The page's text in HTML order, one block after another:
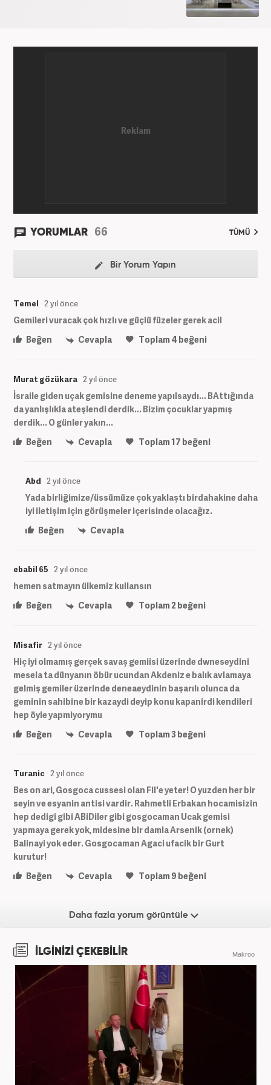
olarak görev yapmaktadır. Evli ve bir çocuk babasıdır.
YORUMLAR 66 TÜMÜ
Bir Yorum Yapın
Temel 2 yıl önce
Gemileri vuracak çok hızlı ve güçlü füzeler gerek acil
Beğen
Cevapla Toplam4 beğeni
Murat gözükara 2 yıl önce
İsraile giden uçak gemisine deneme yapılsaydı... BAttığında
da yanlışlıkla ateşlendi derdik... Bizim çocuklar yapmış
derdik... O günler yakın...
Beğen
Cevapla Toplam17 beğeni
Abd 2 yıl önce
Yada birliğimize/üssümüze çok yaklaştı birdahakine daha
iyi iletişim için görüşmeler içerisinde olacağız.
Beğen
Cevapla
ebabil 65 2 yıl önce
hemen satmayın ülkemiz kullansın
Beğen
Cevapla Toplam2beğeni
Misafir 2 yıl önce
Hiç iyi olmamış gerçek savaş gemiisi üzerinde dwneseydini
mesela ta dünyanın öbür ucundan Akdeniz e balık avlamaya
gelmiş gemiler üzerinde deneaeydinin başarılı olunca da
geminin sahibine bir kazaydi deyip konu kapanirdi kendileri
hep öyle yapmiyorymu
Beğen
Cevapla Toplam3beğeni
Turanic 2 yıl önce
Bes on ari, Gosgoca cussesi olan Fil'e yeter! O yuzden her bir
seyin ve esyanin antisi vardir. Rahmetli Erbakan hocamisizin
hep dedigi gibi ABiDiler gibi gosgocaman Ucak gemisi
yapmaya gerek yok, midesine bir damla Arsenik (ornek)
Balinayi yok eder. Gosgocaman Agaci ufacik bir Gurt
kurutur!
Beğen
Cevapla Toplam9 beğeni
Daha fazla yorum görüntüle
İLGİNİZİ ÇEKEBİLİR Makroo